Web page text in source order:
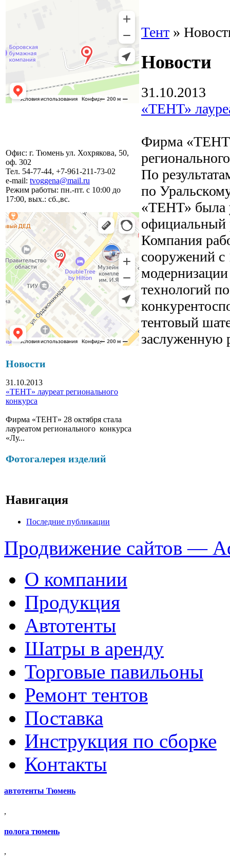
Офис: г. Тюмень ул. Хохрякова, 50,
оф. 302
Тел. 54-77-44, +7-961-211-73-02
e-mail: tvoggena@mail.ru
Режим работы: пн.-пт. с 10:00 до
17:00, вых.: сб.,вс.
Новости
31.10.2013
«ТЕНТ» лауреат регионального
конкурса
Фирма «ТЕНТ» 28 октября стала
лауреатом регионального конкурса
«Лу...
Фотогалерея изделий
Навигация
Последние публикации
Тент »
Новости
31.10.2013
«ТЕНТ»
Фирма «ТЕНТ»
По
по
«ТЕНТ» была
официальный
Компания
сооружений с
технологий
тентовый
заслуженную
Продвижение сайтов —
О компании
Продукция
Автотенты
Шатры в аренду
Торговые павильоны
Ремонт тентов
Поставка
Инструкция по сборке
Контакты
автотенты Тюмень
,
полога тюмень
,